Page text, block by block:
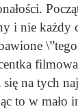
i nie każdy
się na tych
to w mało